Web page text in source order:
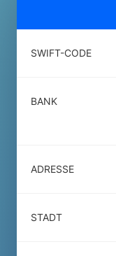
SWIFT-CODE
BANK
ADRESSE
STADT